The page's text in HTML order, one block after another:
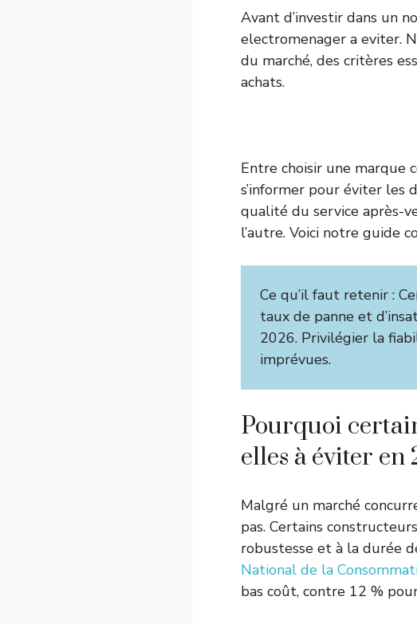
Avant d’investir dans un
electromenager a eviter.
du marché, des critères
achats.
Entre choisir une marque
s’informer pour éviter les
qualité du service après-
l’autre. Voici notre guide
Ce qu’il faut retenir :
taux de panne et
2026. Privilégier la
imprévues.
Pourquoi
elles à éviter en
Malgré un marché
pas. Certains
robustesse et à la durée
National de la
bas coût, contre 12 %